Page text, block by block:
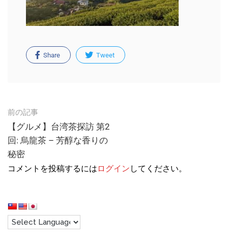
Share Tweet
Post
navigation
前の記事
【グルメ】台湾茶探訪 第2
回: 烏龍茶 – 芳醇な香りの
秘密
コメントを投稿するには ログイン してください。